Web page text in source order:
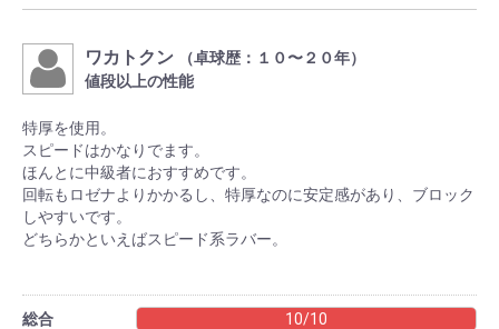
ワカトクン
（卓球歴：１０〜２０年）
値段以上の性能
特厚を使用。
スピードはかなりでます。
ほんとに中級者におすすめです。
回転もロゼナよりかかるし、特厚なのに安定感があり、ブロック
しやすいです。
どちらかといえばスピード系ラバー。
総合 10/10